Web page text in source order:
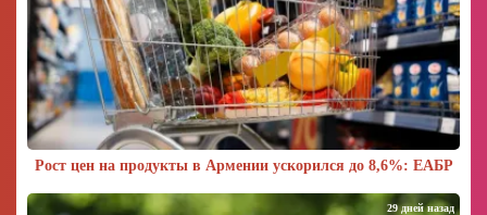
Рост цен на продукты в Армении ускорился до 8,6%: ЕАБР
29 дней назад